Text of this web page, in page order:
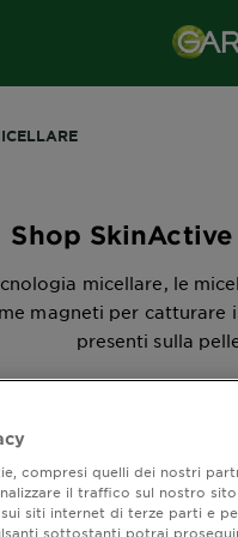
Shop
micellare, le
magneti per catturare
presenti sulla
(12) risultato / i
compresi quelli dei nostri
il traffico sul nostro
siti internet di terze parti e
sottostanti potrai